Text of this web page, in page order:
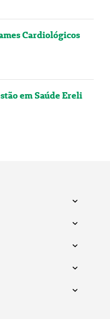
Cardiológicos
em Saúde Ereli